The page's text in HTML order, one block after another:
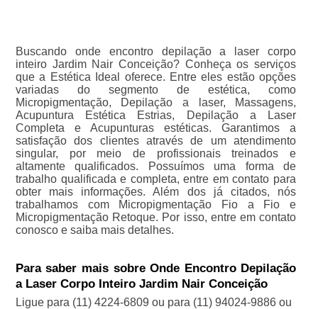
Buscando onde encontro depilação a laser corpo
inteiro Jardim Nair Conceição? Conheça os serviços
que a Estética Ideal oferece. Entre eles estão opções
variadas do segmento de estética, como
Micropigmentação, Depilação a laser, Massagens,
Acupuntura Estética Estrias, Depilação a Laser
Completa e Acupunturas estéticas. Garantimos a
satisfação dos clientes através de um atendimento
singular, por meio de profissionais treinados e
altamente qualificados. Possuímos uma forma de
trabalho qualificada e completa, entre em contato para
obter mais informações. Além dos já citados, nós
trabalhamos com Micropigmentação Fio a Fio e
Micropigmentação Retoque. Por isso, entre em contato
conosco e saiba mais detalhes.
Para saber mais sobre Onde Encontro Depilação
a Laser Corpo Inteiro Jardim Nair Conceição
Ligue para (11) 4224-6809 ou para (11) 94024-9886ou